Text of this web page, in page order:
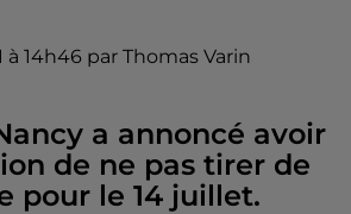
à 14h46 par Thomas Varin
a annoncé avoir
de ne pas tirer de
pour le 14 juillet.